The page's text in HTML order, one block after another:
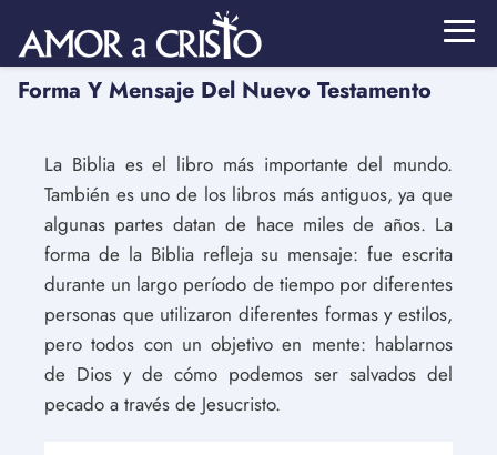
Forma Y Mensaje Del Nuevo Testamento
La Biblia es el libro más importante del mundo.
También es uno de los libros más antiguos, ya que
algunas partes datan de hace miles de años. La
forma de la Biblia refleja su mensaje: fue escrita
durante un largo período de tiempo por diferentes
personas que utilizaron diferentes formas y estilos,
pero todos con un objetivo en mente: hablarnos
de Dios y de cómo podemos ser salvados del
pecado a través de Jesucristo.